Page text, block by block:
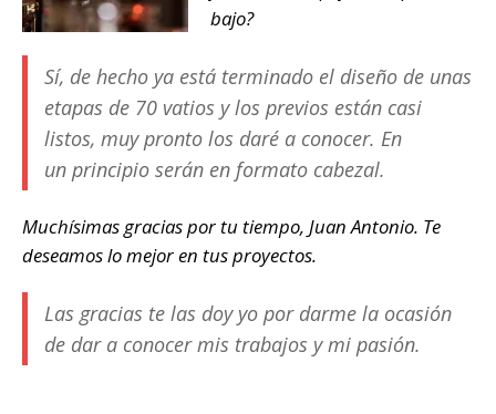
bajo?
Sí, de hecho ya está terminado el diseño de unas
etapas de 70 vatios y los previos están casi
listos, muy pronto los daré a conocer. En
un principio serán en formato cabezal.
Muchísimas gracias por tu tiempo, Juan Antonio. Te
deseamos lo mejor en tus proyectos.
Las gracias te las doy yo por darme la ocasión
de dar a conocer mis trabajos y mi pasión.